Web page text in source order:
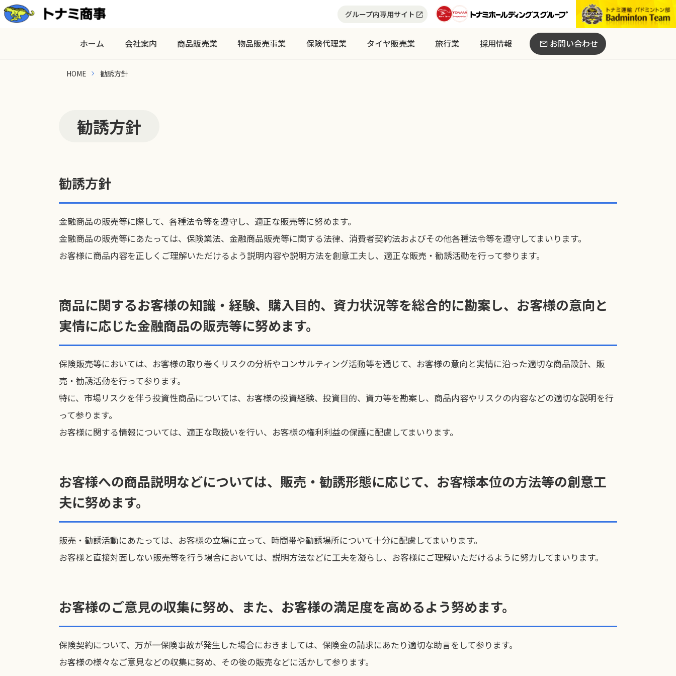
グループ内専用サイト
ホーム 会社案内 商品販売業 物品販売事業 保険代理業 タイヤ販売業 旅行業 採用情報 お問い合わせ
HOME 勧誘方針
勧誘方針
勧誘方針
金融商品の販売等に際して、各種法令等を遵守し、適正な販売等に努めます。
金融商品の販売等にあたっては、保険業法、金融商品販売等に関する法律、消費者契約法およびその他各種法令等を遵守してまいります。
お客様に商品内容を正しくご理解いただけるよう説明内容や説明方法を創意工夫し、適正な販売・勧誘活動を行って参ります。
商品に関するお客様の知識・経験、購入目的、資力状況等を総合的に勘案し、お客様の意向と
実情に応じた金融商品の販売等に努めます。
保険販売等においては、お客様の取り巻くリスクの分析やコンサルティング活動等を通じて、お客様の意向と実情に沿った適切な商品設計、販
売・勧誘活動を行って参ります。
特に、市場リスクを伴う投資性商品については、お客様の投資経験、投資目的、資力等を勘案し、商品内容やリスクの内容などの適切な説明を行
って参ります。
お客様に関する情報については、適正な取扱いを行い、お客様の権利利益の保護に配慮してまいります。
お客様への商品説明などについては、販売・勧誘形態に応じて、お客様本位の方法等の創意工
夫に努めます。
販売・勧誘活動にあたっては、お客様の立場に立って、時間帯や勧誘場所について十分に配慮してまいります。
お客様と直接対面しない販売等を行う場合においては、説明方法などに工夫を凝らし、お客様にご理解いただけるように努力してまいります。
お客様のご意見の収集に努め、また、お客様の満足度を高めるよう努めます。
保険契約について、万が一保険事故が発生した場合におきましては、保険金の請求にあたり適切な助言をして参ります。
お客様の様々なご意見などの収集に努め、その後の販売などに活かして参ります。